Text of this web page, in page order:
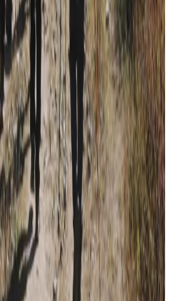
केन्द्रीय सदस्यमा
जिसी मनोनीत
बालेनको सम्बोधन- संयम
आह्वान
बेला ९ प्रमुख राजनीतिक
अपिल
भारतको औपचारिक भ्रमण निम्तो